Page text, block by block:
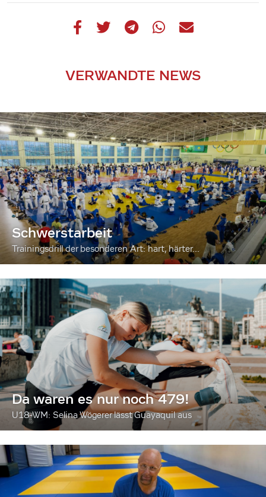
VERWANDTE NEWS
Schwerstarbeit
Trainingsdrill der besonderen Art: hart, härter...
Da waren es nur noch 479!
U18-WM: Selina Wögerer lässt Guayaquil aus